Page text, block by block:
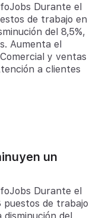
Durante el
de trabajo en
del 8,5%,
Aumenta el
y ventas
a clientes
un
Durante el
puestos de trabajo
del